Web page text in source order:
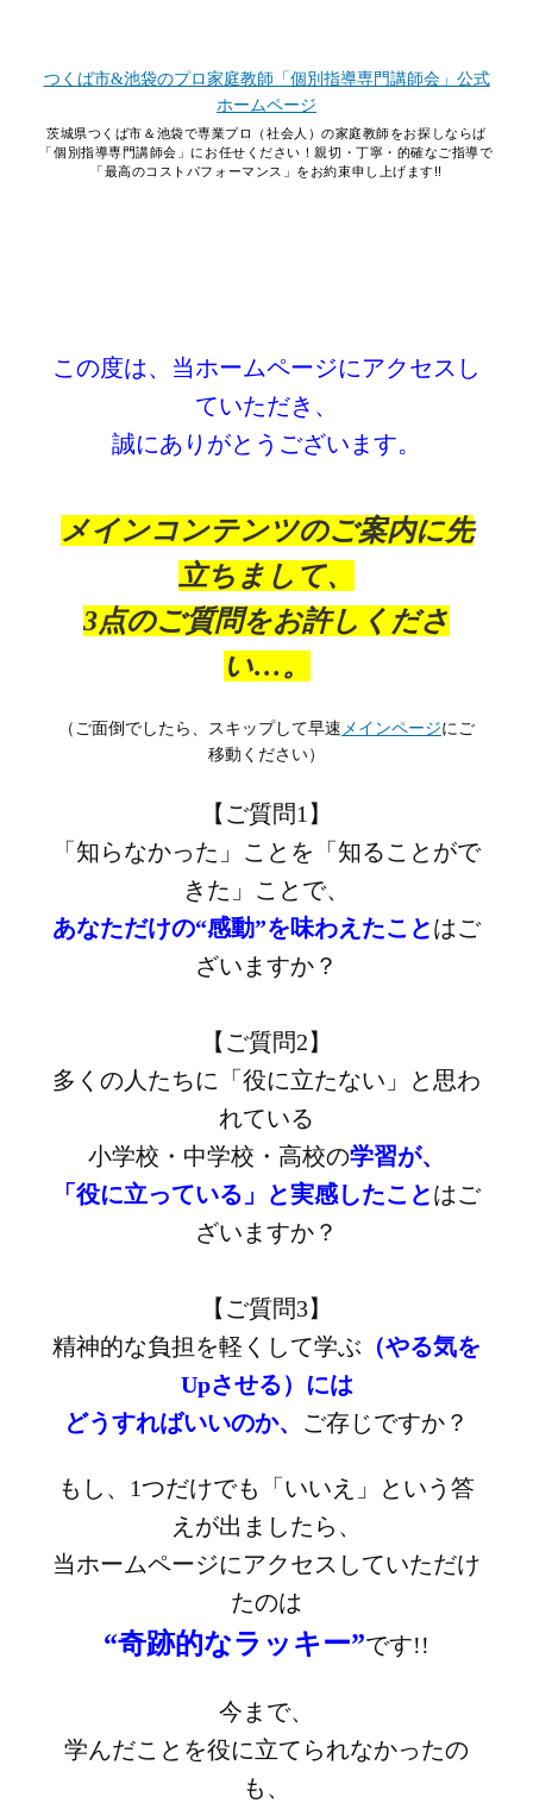
つくば市&池袋のプロ家庭教師「個別指導専門講師会」公式
ホームページ
茨城県つくば市＆池袋で専業プロ（社会人）の家庭教師をお探しならば
「個別指導専門講師会」にお任せください！親切・丁寧・的確なご指導で
「最高のコストパフォーマンス」をお約束申し上げます!!
この度は、当ホームページにアクセスし
ていただき、
誠にありがとうございます。
メインコンテンツのご案内に先
立ちまして、
3点のご質問をお許しくださ
い…。
（ご面倒でしたら、スキップして早速 メインページにご
移動ください）
【ご質問1】
「知らなかった」ことを「知ることがで
きた」ことで、
あなただけの“感動”を味わえたことはご
ざいますか？
【ご質問2】
多くの人たちに「役に立たない」と思わ
れている
小学校・中学校・高校の学習が、
「役に立っている」と実感したことはご
ざいますか？
【ご質問3】
精神的な負担を軽くして学ぶ （やる気を
Upさせる）には
どうすればいいのか、 ご存じですか？
もし、1つだけでも「いいえ」という答
えが出ましたら、
当ホームページにアクセスしていただけ
たのは
“奇跡的なラッキー”です!!
今まで、
学んだことを役に立てられなかったの
も、